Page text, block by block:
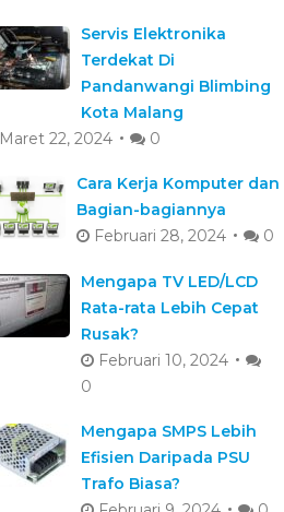
Servis Elektronika
Terdekat Di
Pandanwangi Blimbing
Kota Malang
Maret 22, 2024
0
Cara Kerja Komputer dan
Bagian-bagiannya
Februari 28, 2024
0
Mengapa TV LED/LCD
Rata-rata Lebih Cepat
Rusak?
Februari 10, 2024
0
Mengapa SMPS Lebih
Efisien Daripada PSU
Trafo Biasa?